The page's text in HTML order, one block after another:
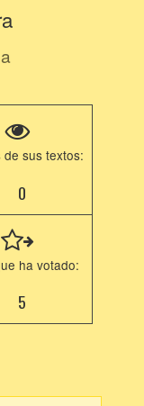
de sus textos:
0
ha votado:
5